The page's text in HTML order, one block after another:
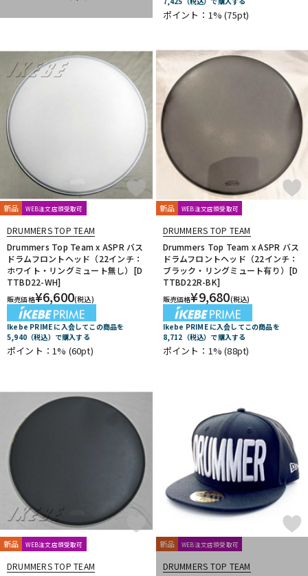
ポイント：1%(75pt)
新品 WEB注文店頭受取可
DRUMMERS TOP TEAM
Drummers Top Team x ASPR バス
ドラムフロントヘッド（22インチ：
ホワイト・リングミュート無し）[D
TTBD22-WH]
販売価格¥6,600(税込)
Ikebe PRIME に入会してこの商品を
5,940（税込）で購入する
ポイント：1% (60pt)
新品 WEB注文店頭受取可
DRUMMERS TOP TEAM
Drummers Top Team x ASPR バス
ドラムフロントヘッド（22インチ：
ブラック・リングミュート有り）[D
TTBD22R-BK]
販売価格¥9,680(税込)
Ikebe PRIME に入会してこの商品を
8,712（税込）で購入する
ポイント：1%(88pt)
新品 WEB注文店頭受取可
DRUMMERS TOP TEAM
新品 WEB注文店頭受取可
DRUMMERS TOP TEAM